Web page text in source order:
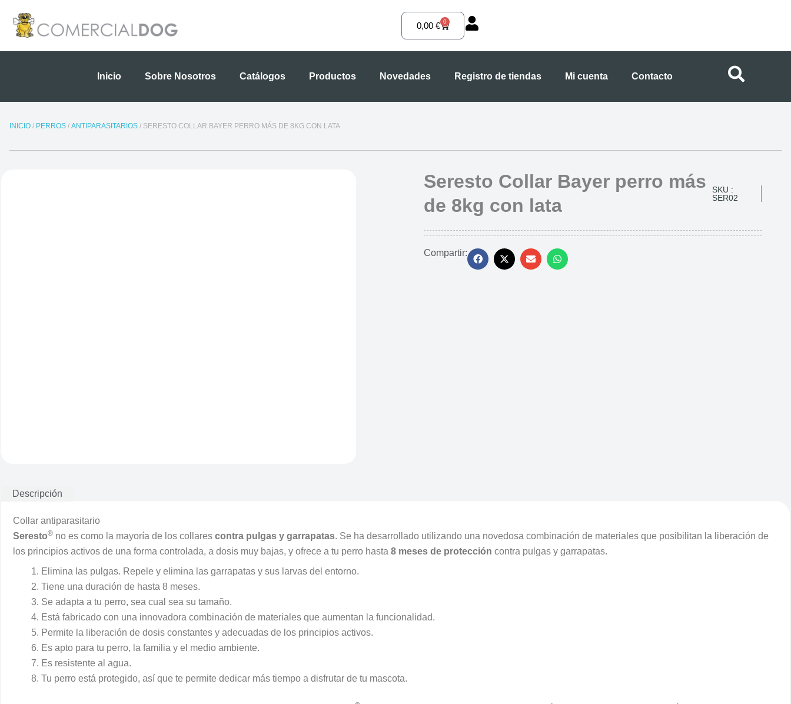
contenido
0,00 € 0
Carrito
Inicio Sobre Nosotros Catálogos Productos Novedades Registro de tiendas Mi cuenta Contacto
INICIO / PERROS / ANTIPARASITARIOS / SERESTO COLLAR BAYER PERRO MÁS DE 8KG CON LATA
Seresto Collar Bayer perro más
de 8kg con lata
SKU :
SER02
Compartir:
Descripción
Collar antiparasitario
Seresto® no es como la mayoría de los collares contra pulgas y garrapatas. Se ha desarrollado utilizando una novedosa combinación de materiales que posibilitan la liberación de
los principios activos de una forma controlada, a dosis muy bajas, y ofrece a tu perro hasta 8 meses de protección contra pulgas y garrapatas.
Elimina las pulgas. Repele y elimina las garrapatas y sus larvas del entorno.
Tiene una duración de hasta 8 meses.
Se adapta a tu perro, sea cual sea su tamaño.
Está fabricado con una innovadora combinación de materiales que aumentan la funcionalidad.
Permite la liberación de dosis constantes y adecuadas de los principios activos.
Es apto para tu perro, la familia y el medio ambiente.
Es resistente al agua.
Tu perro está protegido, así que te permite dedicar más tiempo a disfrutar de tu mascota.